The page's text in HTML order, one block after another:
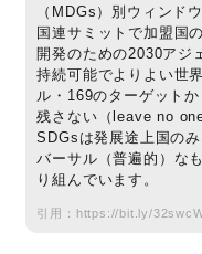
（MDGs）別ウィンド
国連サミットで加盟国
開発のための2030アジ
持続可能でよりよい世
ル・169のターゲット
残さない（leave no
SDGsは発展途上国の
バーサル（普遍的）な
り組んでいます。
引用： https://bit.ly/